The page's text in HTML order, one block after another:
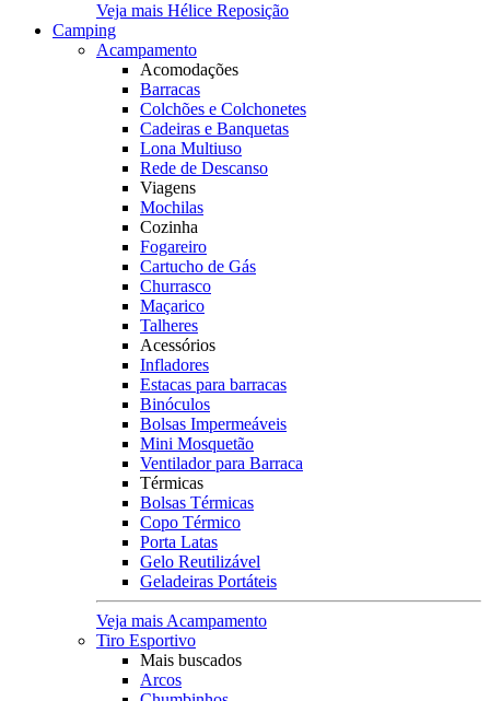
Veja mais Hélice Reposição
Camping
Acampamento
Acomodações
Barracas
Colchões e Colchonetes
Cadeiras e Banquetas
Lona Multiuso
Rede de Descanso
Viagens
Mochilas
Cozinha
Fogareiro
Cartucho de Gás
Churrasco
Maçarico
Talheres
Acessórios
Infladores
Estacas para barracas
Binóculos
Bolsas Impermeáveis
Mini Mosquetão
Ventilador para Barraca
Térmicas
Bolsas Térmicas
Copo Térmico
Porta Latas
Gelo Reutilizável
Geladeiras Portáteis
Veja mais Acampamento
Tiro Esportivo
Mais buscados
Arcos